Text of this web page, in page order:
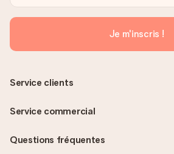
Je m'inscris !
Questions fréquentes
Service clients
Service commercial